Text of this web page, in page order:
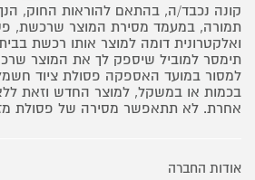
קונה נכבד/ה, בהתאם להוראות החוק,
תמורה, במעמד מסירת המוצר שרכשת,
ואלקטרונית דומה למוצר אותו רכשת
תימסר למוביל שיספק לך את המוצר
למסור במועד האספקה פסולת ציוד
בכמות או במשקל, למוצר החדש וזאת
אחרת. לא תתאפשר מסירה של פסולת
אודות החברה